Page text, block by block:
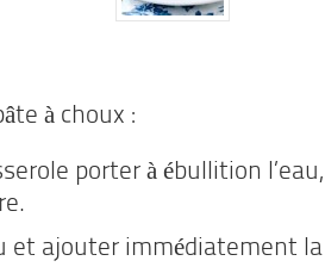
à choux :
porter à ébullition
et ajouter immédiatement